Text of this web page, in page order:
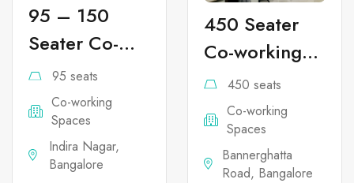
95 – 150
Seater Co-
working
Office Space
in Indira
Nagar
95 seats
Co-working
Spaces
Indira Nagar,
Bangalore
450 Seater
Co-working
Office Space
in
Bannerghatta
450 seats
Co-working
Spaces
Bannerghatta
Road, Bangalore